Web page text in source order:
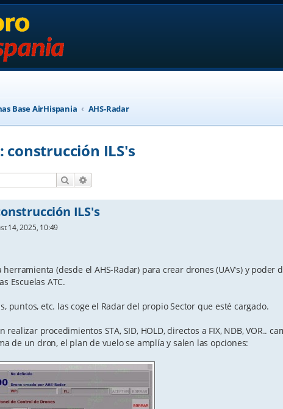
Base AirHispania AHS-Radar
construcción ILS's
Search
ILS's
14, 2025, 10:49
herramienta (desde el AHS-Radar) para crear drones (UAV's) y poder
Escuelas ATC.
puntos, etc. las coge el Radar del propio Sector que esté cargado.
realizar procedimientos STA, SID, HOLD, directos a FIX, NDB, VOR..
de un dron, el plan de vuelo se amplía y salen las opciones: